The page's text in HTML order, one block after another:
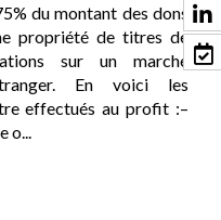
du montant des dons
propriété de titres de
sur un marché
En voici les
effectués au profit :–
o...